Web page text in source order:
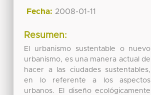
Fecha: 2008-01-11
Resumen:
El urbanismo sustentable o nuevo
urbanismo, es una manera actual de
hacer a las ciudades sustentables,
en lo referente a los aspectos
urbanos. El diseño ecológicamente